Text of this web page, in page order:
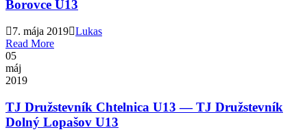
Borovce U13
7. mája 2019 Lukas
Read More
05
máj
2019
TJ Družstevník Chtelnica U13 — TJ Družstevník
Dolný Lopašov U13